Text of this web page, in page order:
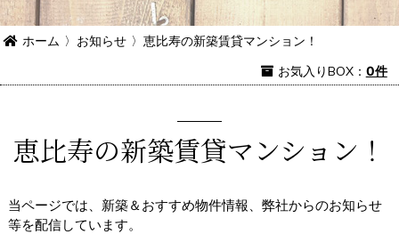
ホーム 〉 お知らせ 〉恵比寿の新築賃貸マンション！
お気入りBOX： 0件
恵比寿の新築賃貸マンション！
当ページでは、新築＆おすすめ物件情報、弊社からのお知らせ
等を配信しています。